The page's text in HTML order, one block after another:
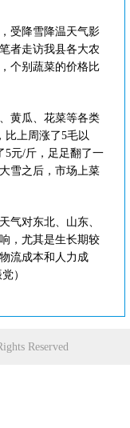
受降雪降温天气影
者走访我县各大农
个别蔬菜的价格比
黄瓜、花菜等各类
比上周涨了5毛以
5元/斤，足足翻了一
雪之后，市场上菜
气对东北、山东、
，尤其是生长期较
流成本和人力成
）
Reserved